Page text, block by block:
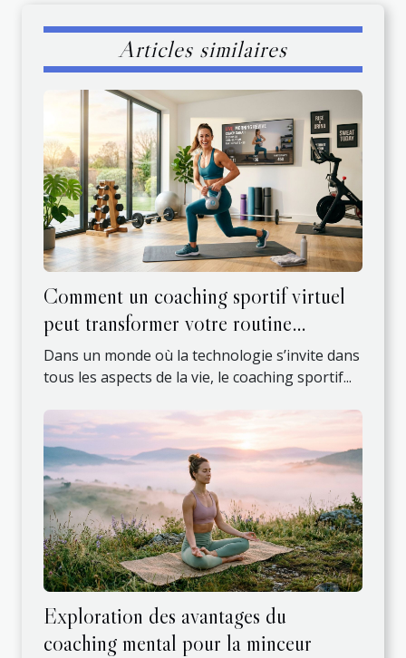
Articles similaires
Comment un coaching sportif virtuel
peut transformer votre routine
quotidienne ?
Dans un monde où la technologie s’invite dans
tous les aspects de la vie, le coaching sportif...
Exploration des avantages du
coaching mental pour la minceur